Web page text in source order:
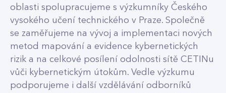
oblasti spolupracujeme s výzkumníky Českého
vysokého učení technického v Praze. Společně
se zaměřujeme na vývoj a implementaci nových
metod mapování a evidence kybernetických
rizik a na celkové posílení odolnosti sítě CETINu
vůči kybernetickým útokům. Vedle výzkumu
podporujeme i další vzdělávání odborníků